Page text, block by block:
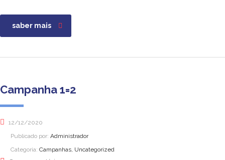
saber mais
Campanha 1=2
12/12/2020
Publicado por: Administrador
Categoria: Campanhas, Uncategorized